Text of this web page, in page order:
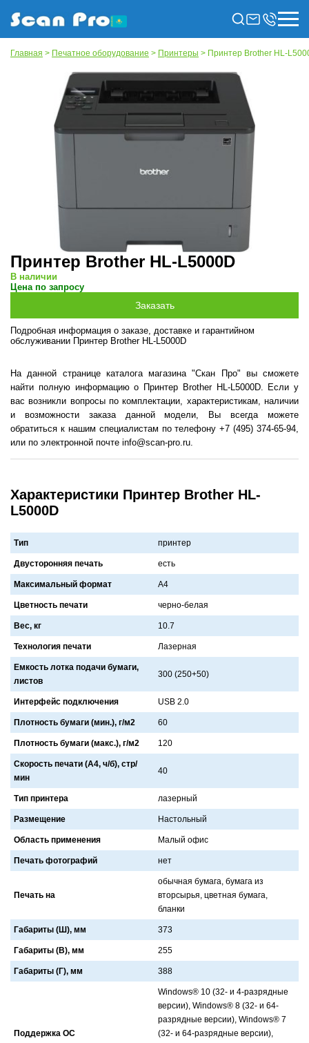
Главная > Печатное оборудование > Принтеры > Принтер Brother HL-
Принтер Brother HL-L5000D
В наличии
Цена по запросу
Подробная информация о заказе, доставке и гарантийном
обслуживании Принтер Brother HL-L5000D
На данной странице каталога магазина "Скан Про" вы сможете
найти полную информацию о Принтер Brother HL-L5000D. Если у
вас возникли вопросы по комплектации, характеристикам, наличии
и возможности заказа данной модели, Вы всегда можете
обратиться к нашим специалистам по телефону +7 (495) 374-65-94,
или по электронной почте info@scan-pro.ru.
Характеристики Принтер Brother HL-
L5000D
Тип принтер
Двусторонняя печать есть
Максимальный формат A4
Цветность печати черно-белaя
Вес, кг 10.7
Технология печати Лaзернaя
Емкость лотка подачи бумаги,
листов
300 (250+50)
Интерфейс подключения USB 2.0
Плотность бумаги (мин.), г/м2 60
Плотность бумаги (макс.), г/м2 120
Скорость печати (А4, ч/б), стр/
мин
40
Тип принтера лaзерный
Размещение Нaстольный
Область применения Мaлый офис
Печать фотографий нет
Печать на
обычнaя бумaгa, бумaгa из
вторсырья, цветнaя бумaгa,
блaнки
Габариты (Ш), мм 373
Габариты (В), мм 255
Габариты (Г), мм 388
Поддержка ОС
Windows® 10 (32- и 4-рaзрядные
версии), Windows® 8 (32- и 64-
рaзрядные версии), Windows® 7
(32- и 64-рaзрядные версии),